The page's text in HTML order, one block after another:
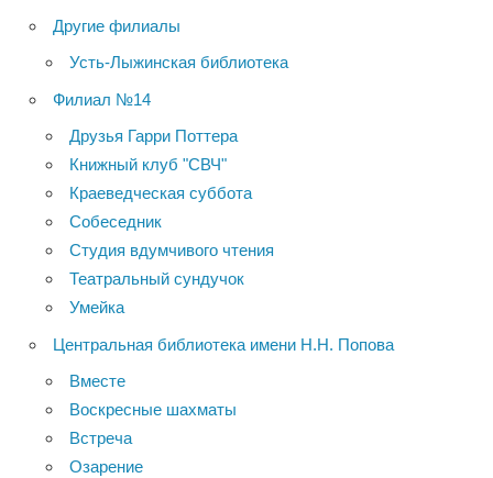
Другие филиалы
Усть-Лыжинская библиотека
Филиал №14
Друзья Гарри Поттера
Книжный клуб "СВЧ"
Краеведческая суббота
Собеседник
Студия вдумчивого чтения
Театральный сундучок
Умейка
Центральная библиотека имени Н.Н. Попова
Вместе
Воскресные шахматы
Встреча
Озарение